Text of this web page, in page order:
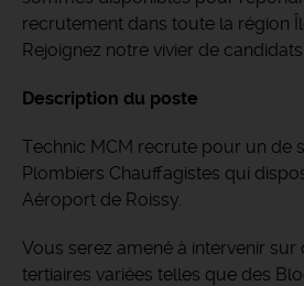
recrutement dans toute la région
Rejoignez notre vivier de candidats.
Description du poste
Technic MCM recrute pour un de
Plombiers Chauffagistes qui
Aéroport de Roissy.
Vous serez amené à intervenir sur
tertiaires variées telles que des